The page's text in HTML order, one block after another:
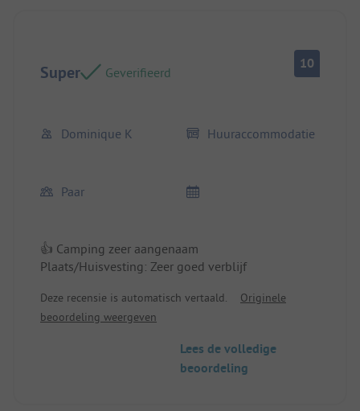
Super Geverifieerd
10
Dominique K Huuraccommodatie
Paar
👍 Camping zeer aangenaam
Plaats/Huisvesting: Zeer goed verblijf
Deze recensie is automatisch vertaald.
Originele
beoordeling weergeven
Lees de volledige
beoordeling